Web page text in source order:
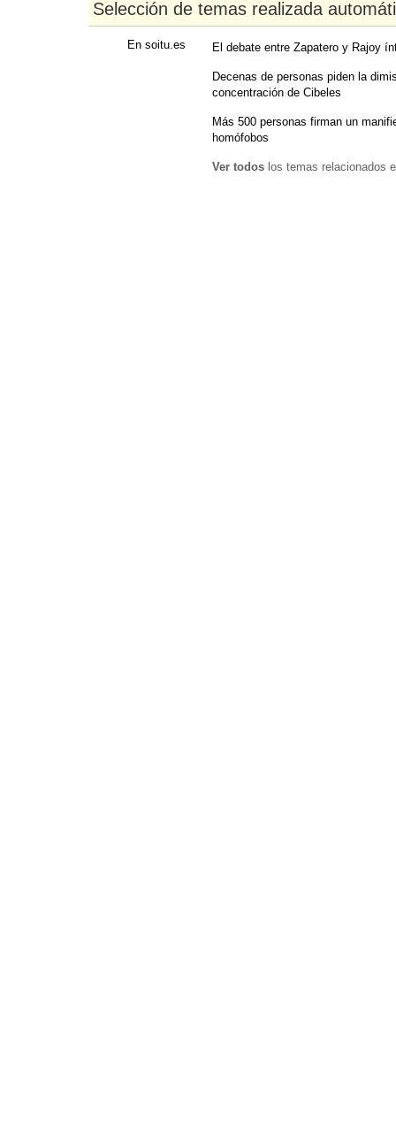
Selección de temas realizada
En soitu.es El debate entre Zapatero y Rajoy
Decenas de personas piden la
concentración de Cibeles
Más 500 personas firman un
homófobos
Ver todos los temas relacionados